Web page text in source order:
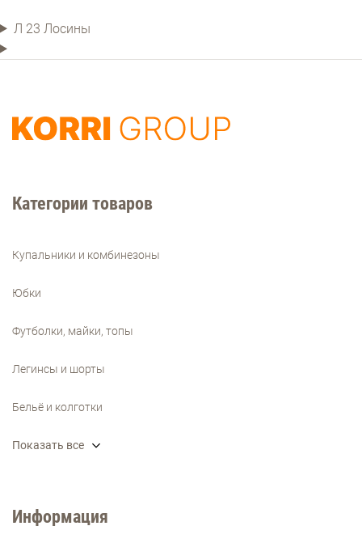
Л 23 Лосины
Категории товаров
Купальники и комбинезоны
Юбки
Футболки, майки, топы
Легинсы и шорты
Бельё и колготки
Показать все
Информация